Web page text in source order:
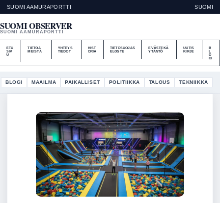
SUOMI AAMURAPORTTI SUOMI
SUOMI OBSERVER
SUOMI AAMURAPORTTI
ETU
SIV
U
TIETOA
MEISTÄ
YHTEYS
TIEDOT
HIST
ORIA
TIETOSUOJAS
ELOSTE
EVÄSTEKÄ
YTÄNTÖ
UUTIS
KIRJE
B
O
GI
BLOGI MAAILMA PAIKALLISET POLITIIKKA TALOUS TEKNIIKKA